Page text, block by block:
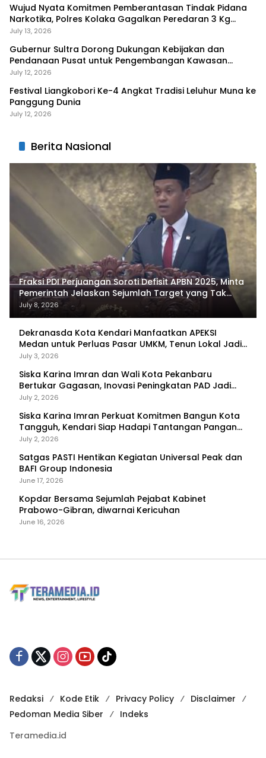
Wujud Nyata Komitmen Pemberantasan Tindak Pidana
Narkotika, Polres Kolaka Gagalkan Peredaran 3 Kg
Sabu-Sabu
July 13, 2026
Gubernur Sultra Dorong Dukungan Kebijakan dan
Pendanaan Pusat untuk Pengembangan Kawasan
Liangkobhori
July 12, 2026
Festival Liangkobori Ke-4 Angkat Tradisi Leluhur Muna ke
Panggung Dunia
July 12, 2026
Berita Nasional
Fraksi PDI Perjuangan Soroti Defisit APBN 2025, Minta
Pemerintah Jelaskan Sejumlah Target yang Tak
Tercapai
July 8, 2026
Dekranasda Kota Kendari Manfaatkan APEKSI
Medan untuk Perluas Pasar UMKM, Tenun Lokal Jadi
Primadona
July 3, 2026
Siska Karina Imran dan Wali Kota Pekanbaru
Bertukar Gagasan, Inovasi Peningkatan PAD Jadi
Fokus Diskusi
July 2, 2026
Siska Karina Imran Perkuat Komitmen Bangun Kota
Tangguh, Kendari Siap Hadapi Tantangan Pangan
dan Bencana
July 2, 2026
Satgas PASTI Hentikan Kegiatan Universal Peak dan
BAFI Group Indonesia
June 17, 2026
Kopdar Bersama Sejumlah Pejabat Kabinet
Prabowo-Gibran, diwarnai Kericuhan
June 16, 2026
Redaksi Kode Etik Privacy Policy
Disclaimer
Pedoman Media Siber
Indeks
Teramedia.id